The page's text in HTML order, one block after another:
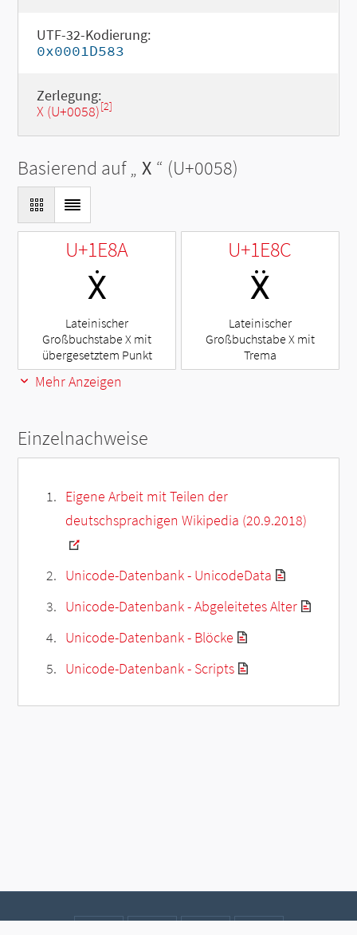
UTF-32-Kodierung:
0x0001D583
Zerlegung:
X (U+0058)[2]
Basierend auf „ X “ (U+0058)
U+1E8A
Ẋ
Lateinischer
Großbuchstabe X mit
übergesetztem Punkt
U+1E8C
Ẍ
Lateinischer
Großbuchstabe X mit
Trema
Mehr Anzeigen
Einzelnachweise
Eigene Arbeit mit Teilen der
deutschsprachigen Wikipedia (20.9.2018)
Unicode-Datenbank - UnicodeData
Unicode-Datenbank - Abgeleitetes Alter
Unicode-Datenbank - Blöcke
Unicode-Datenbank - Scripts